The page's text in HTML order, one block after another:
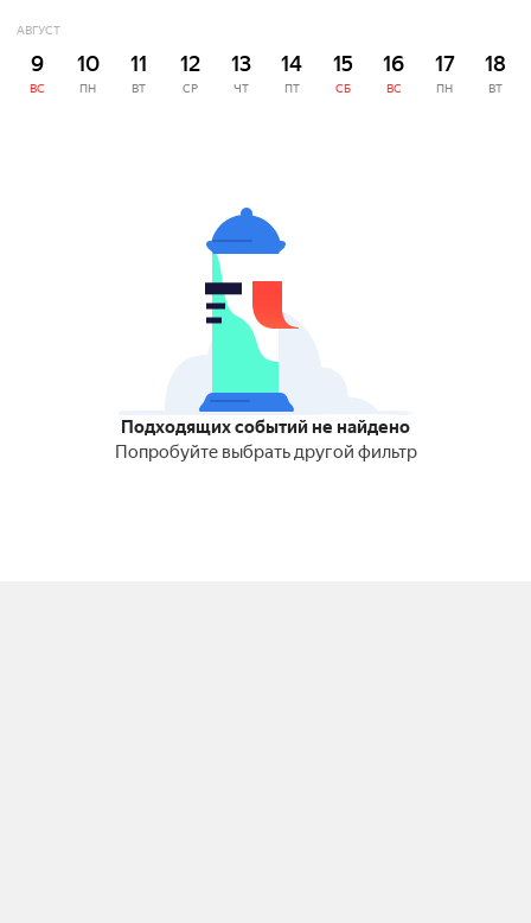
АВГУСТ
9
ВС
10
ПН
11
ВТ
12
СР
13
ЧТ
14
ПТ
15
СБ
16
ВС
17
ПН
18
ВТ
Подходящих событий не найдено
Попробуйте выбрать другой фильтр